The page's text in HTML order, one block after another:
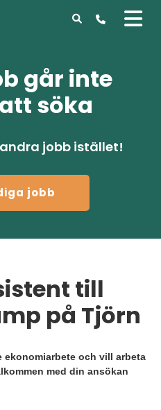
går inte
söka
jobb istället!
jobb
till
på Tjörn
ekonomiarbete och vill arbeta
med din ansökan